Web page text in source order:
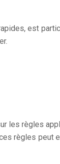
est
les règles
règles